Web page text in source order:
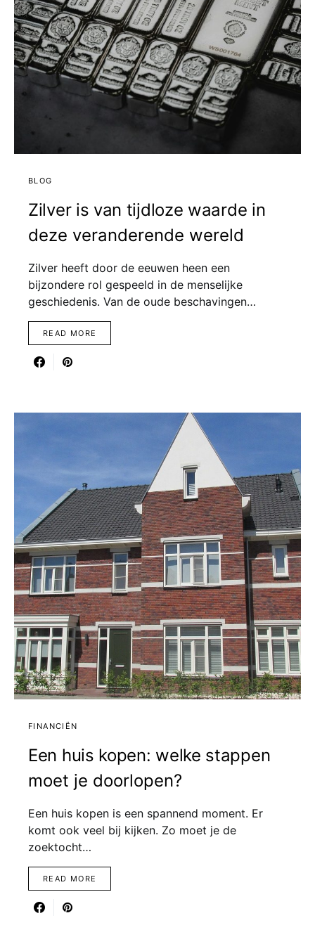
BLOG
Zilver is van tijdloze waarde in
deze veranderende wereld
Zilver heeft door de eeuwen heen een
bijzondere rol gespeeld in de menselijke
geschiedenis. Van de oude beschavingen…
READ MORE
FINANCIËN
Een huis kopen: welke stappen
moet je doorlopen?
Een huis kopen is een spannend moment. Er
komt ook veel bij kijken. Zo moet je de
zoektocht…
READ MORE